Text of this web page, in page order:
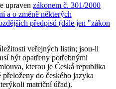
upraven zákonem č. 301/2000
a o změně některých
předpisů (dále jen "zákon
veřejných listin; jsou-li
být opatřeny potřebnými
kterou je Česká republika
do českého jazyka
matriční úřad).